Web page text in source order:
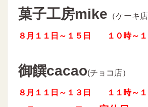
菓子工房mike （ケーキ店
８月１１日～１５日 １０時～
御饌cacao(チョコ店）
８月１１日～１３日 １１時～